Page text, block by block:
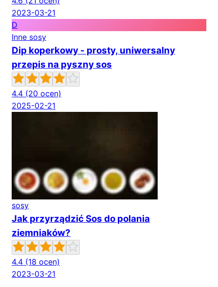
2023-03-21
D
Inne sosy
Dip koperkowy - prosty, uniwersalny
przepis na pyszny sos
4.4 (20 ocen)
2025-02-21
sosy
Jak przyrządzić Sos do polania
ziemniaków?
4.4 (18 ocen)
2023-03-21